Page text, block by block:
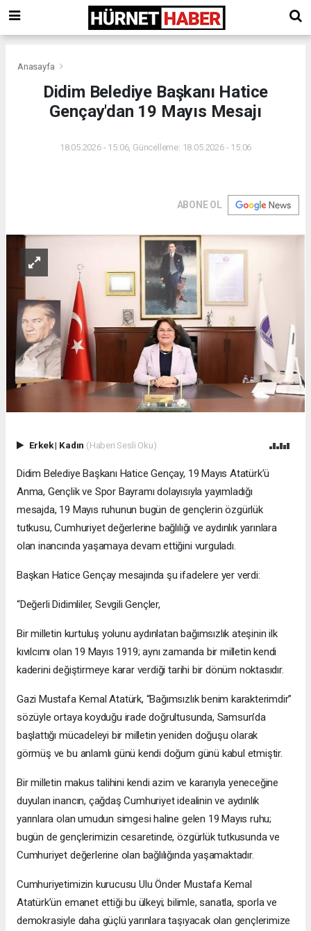
Anasayfa
Didim Belediye Başkanı Hatice
Gençay'dan 19 Mayıs Mesajı
18.05.2026 - 15:06, Güncelleme: 18.05.2026 - 15:06
ABONE OL
Erkek| Kadın (Haberi Sesli Oku)
Didim Belediye Başkanı Hatice Gençay, 19 Mayıs Atatürk’ü
Anma, Gençlik ve Spor Bayramı dolayısıyla yayımladığı
mesajda, 19 Mayıs ruhunun bugün de gençlerin özgürlük
tutkusu, Cumhuriyet değerlerine bağlılığı ve aydınlık yarınlara
olan inancında yaşamaya devam ettiğini vurguladı.
Başkan Hatice Gençay mesajında şu ifadelere yer verdi:
“Değerli Didimliler, Sevgili Gençler,
Bir milletin kurtuluş yolunu aydınlatan bağımsızlık ateşinin ilk
kıvılcımı olan 19 Mayıs 1919; aynı zamanda bir milletin kendi
kaderini değiştirmeye karar verdiği tarihi bir dönüm noktasıdır.
Gazi Mustafa Kemal Atatürk, “Bağımsızlık benim karakterimdir”
sözüyle ortaya koyduğu irade doğrultusunda, Samsun’da
başlattığı mücadeleyi bir milletin yeniden doğuşu olarak
görmüş ve bu anlamlı günü kendi doğum günü kabul etmiştir.
Bir milletin makus talihini kendi azim ve kararıyla yeneceğine
duyulan inancın, çağdaş Cumhuriyet idealinin ve aydınlık
yarınlara olan umudun simgesi haline gelen 19 Mayıs ruhu;
bugün de gençlerimizin cesaretinde, özgürlük tutkusunda ve
Cumhuriyet değerlerine olan bağlılığında yaşamaktadır.
Cumhuriyetimizin kurucusu Ulu Önder Mustafa Kemal
Atatürk’ün emanet ettiği bu ülkeyi; bilimle, sanatla, sporla ve
demokrasiyle daha güçlü yarınlara taşıyacak olan gençlerimize